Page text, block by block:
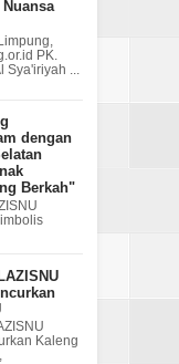
PK.
Sya'iriyah ...
dengan
Berkah"
Kaleng